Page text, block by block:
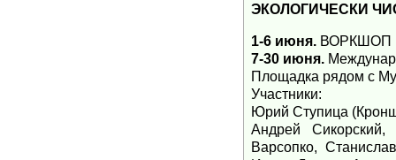
ЭКОЛОГИЧЕСКИ
1-6 июня. ВОРКШОП
7-30 июня.
Площадка рядом с
Участники:
Юрий Ступица
Андрей
Варсопко,